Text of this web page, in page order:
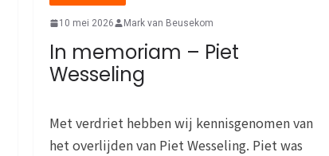
10 mei 2026 Mark van Beusekom
In memoriam – Piet
Wesseling
Met verdriet hebben wij kennisgenomen van
het overlijden van Piet Wesseling. Piet was